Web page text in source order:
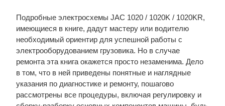
Подробные электросхемы JAC 1020 / 1020K / 1020KR,
имеющиеся в книге, дадут мастеру или водителю
необходимый ориентир для успешной работы с
электрооборудованием грузовика. Но в случае
ремонта эта книга окажется просто незаменима. Дело
в том, что в ней приведены понятные и наглядные
указания по диагностике и ремонту, пошагово
рассмотрены все процедуры, включая регулировку и